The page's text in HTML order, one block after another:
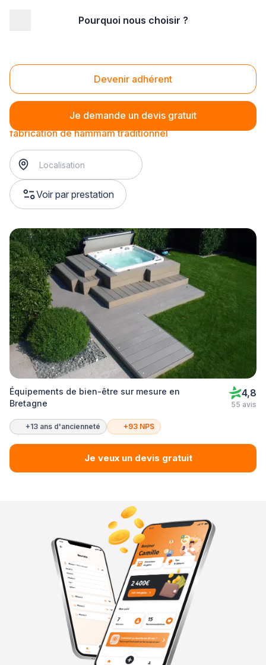
Pourquoi nous choisir ?
Devenir adhérent
Je demande un devis gratuit
Fabrication de hammam traditionnel
fabrication de hammam traditionnel
Voir par prestation
Équipements de bien-être sur mesure en
Bretagne
4,8
55 avis
+13 ans d'ancienneté +93 NPS
Je veux un devis gratuit